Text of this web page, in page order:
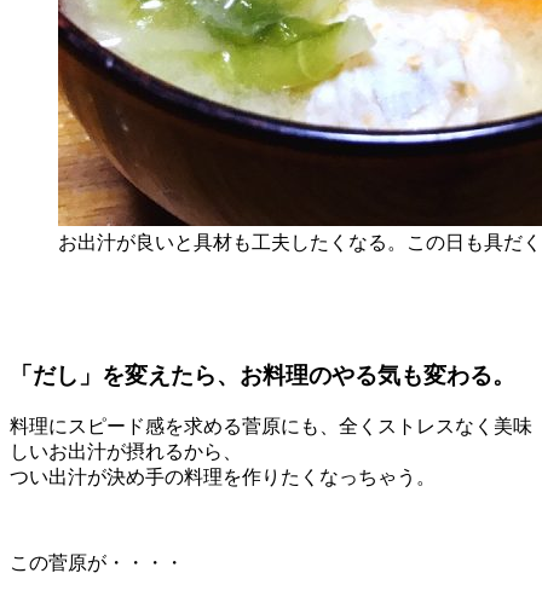
お出汁が良いと具材も工夫したくなる。この日も具だ
「だし」を変えたら、お料理のやる気も変わる。
料理にスピード感を求める菅原にも、全くストレスなく美味
しいお出汁が摂れるから、
つい出汁が決め手の料理を作りたくなっちゃう。
この菅原が・・・・